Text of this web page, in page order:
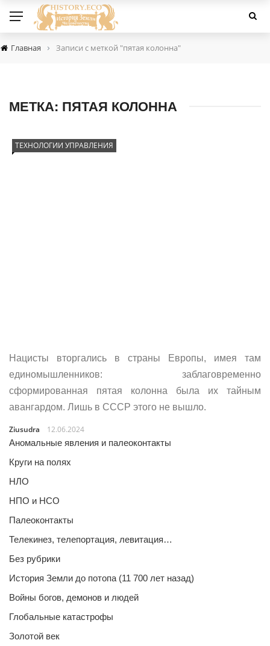
Главная › Записи с меткой "пятая колонна"
МЕТКА: ПЯТАЯ КОЛОННА
ТЕХНОЛОГИИ УПРАВЛЕНИЯ
Нацисты вторгались в страны Европы, имея там
единомышленников: заблаговременно
сформированная пятая колонна была их тайным
авангардом. Лишь в СССР этого не вышло.
Ziusudra
12.06.2024
Аномальные явления и палеоконтакты
Круги на полях
НЛО
НПО и НСО
Палеоконтакты
Телекинез, телепортация, левитация…
Без рубрики
История Земли до потопа (11 700 лет назад)
Войны богов, демонов и людей
Глобальные катастрофы
Золотой век